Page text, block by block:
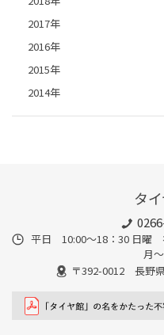
2017年
2016年
2015年
2014年
タ
平日 10:00〜18：30 日曜
月
〒392-0012 長野